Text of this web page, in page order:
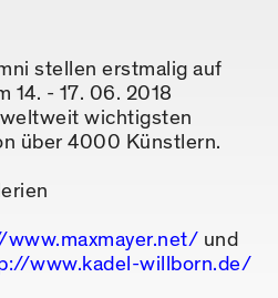
stellen erstmalig auf
14. - 17. 06. 2018
wichtigsten
über 4000 Künstlern.
und
www.kadel-willborn.de/